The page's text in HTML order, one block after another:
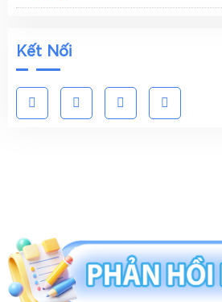
Kết Nối